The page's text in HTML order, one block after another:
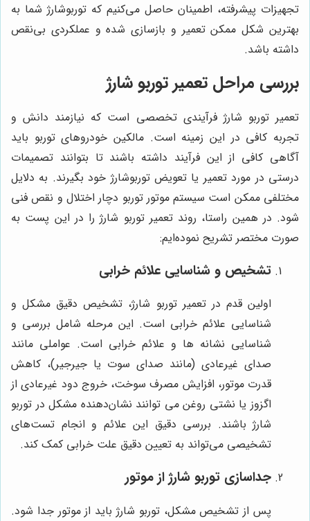
تجهیزات پیشرفته، اطمینان حاصل می‌کنیم که توربوشارژ شما به
بهترین شکل ممکن تعمیر و بازسازی شده و عملکردی بی‌نقص
داشته باشد.
بررسی مراحل تعمیر توربو شارژ
تعمیر توربو شارژ فرآیندی تخصصی است که نیازمند دانش و
تجربه کافی در این زمینه است. مالکین خودروهای توربو باید
آگاهی کافی از این فرآیند داشته باشند تا بتوانند تصمیمات
درستی در مورد تعمیر یا تعویض توربوشارژ خود بگیرند. به دلایل
مختلفی ممکن است سیستم موتور توربو دچار اختلال و نقص فنی
شود. در همین راستا، روند تعمیر توربو شارژ را در این پست به
صورت مختصر تشریح نموده‌ایم:
تشخیص و شناسایی علائم خرابی
اولین قدم در تعمیر توربو شارژ، تشخیص دقیق مشکل و
شناسایی علائم خرابی است. این مرحله شامل بررسی و
شناسایی نشانه ها و علائم خرابی است. عواملی مانند
صدای غیرعادی (مانند صدای سوت یا جیرجیر)، کاهش
قدرت موتور، افزایش مصرف سوخت، خروج دود غیرعادی از
اگزوز یا نشتی روغن می توانند نشان‌دهنده مشکل در توربو
شارژ باشند. بررسی دقیق این علائم و انجام تست‌های
تشخیصی می‌تواند به تعیین دقیق علت خرابی کمک کند.
جداسازی توربو شارژ از موتور
پس از تشخیص مشکل، توربو شارژ باید از موتور جدا شود.